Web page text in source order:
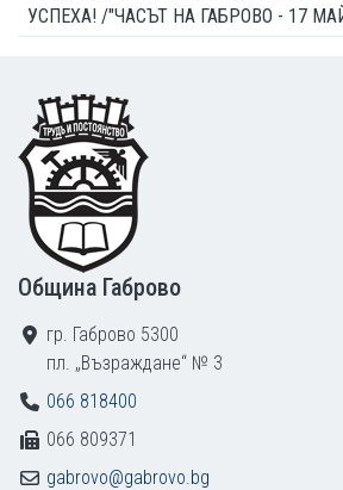
УСПЕХА! /"ЧАСЪТ НА ГАБРОВО - 17
Footer
Община Габрово
гр. Габрово 5300
пл. „Възраждане“ № 3
066 818400
066 809371
gabrovo@gabrovo.bg